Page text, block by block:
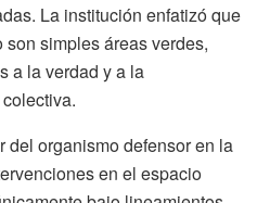
La institución enfatizó que
simples áreas verdes,
a la verdad y a la
del organismo defensor en la
en el espacio